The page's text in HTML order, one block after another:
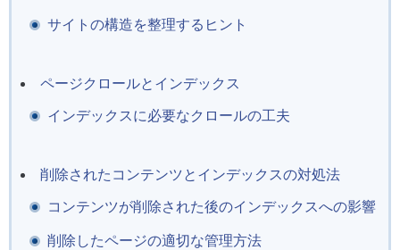
サイトの構造を整理するヒント
ページクロールとインデックス
インデックスに必要なクロールの工夫
削除されたコンテンツとインデックスの対処法
コンテンツが削除された後のインデックスへの影響
削除したページの適切な管理方法